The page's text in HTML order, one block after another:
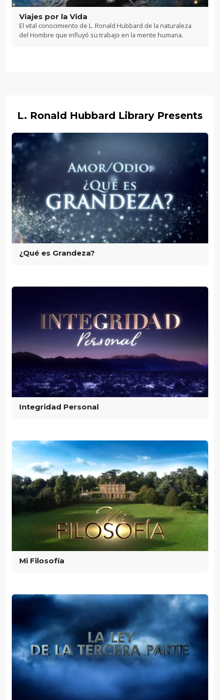
Viajes por la Vida
El vital conocimiento de L. Ronald Hubbard de la naturaleza
del Hombre que influyó su trabajo en la mente humana.
L. Ronald Hubbard Library Presents
¿Qué es Grandeza?
Integridad Personal
Mi Filosofía